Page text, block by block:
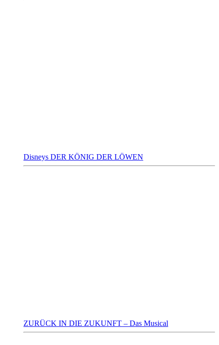
Disneys DER KÖNIG DER LÖWEN
ZURÜCK IN DIE ZUKUNFT – Das Musical